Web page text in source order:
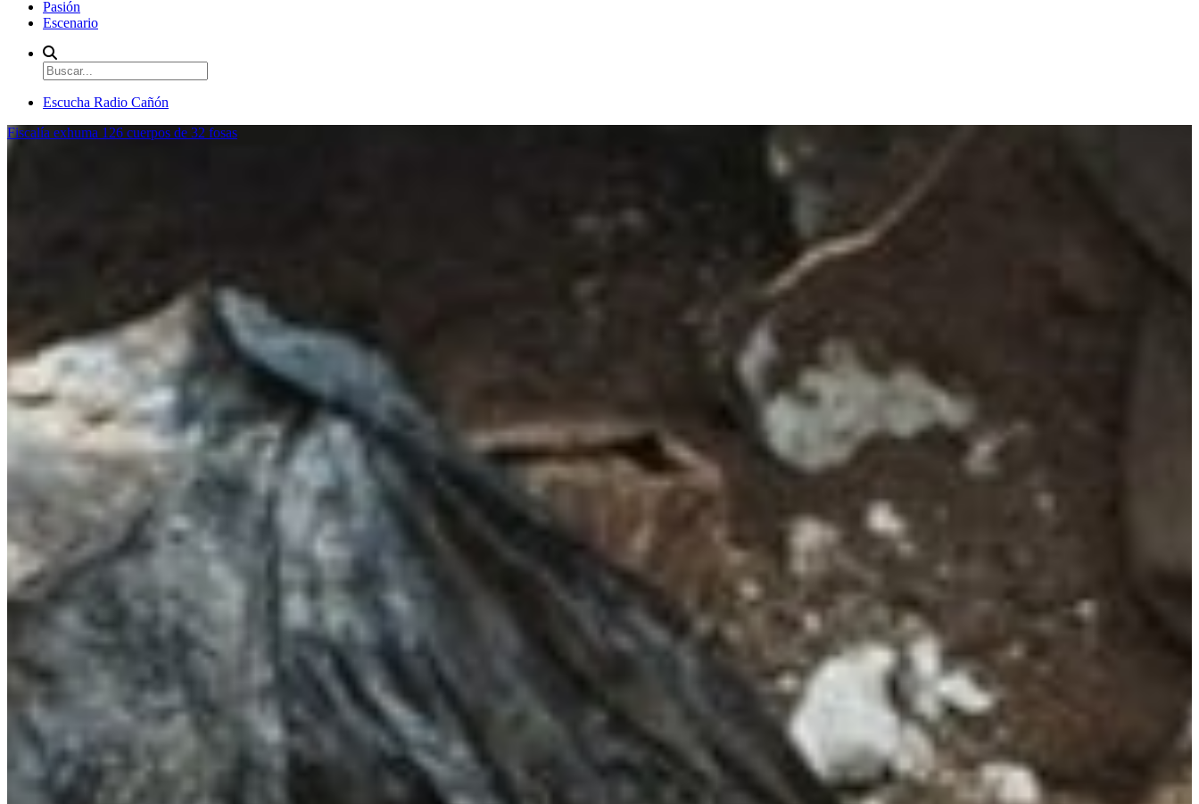
Pasión
Escenario
Escucha Radio Cañón
Fiscalía exhuma 126 cuerpos de 32 fosas